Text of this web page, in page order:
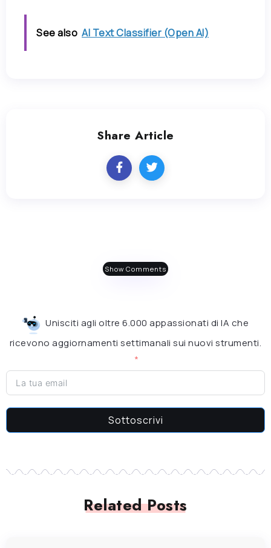
See also AI Text Classifier (Open AI)
Share Article
Show Comments
Unisciti agli oltre 6.000 appassionati di IA che
ricevono aggiornamenti settimanali sui nuovi strumenti.
Sottoscrivi
Related Posts